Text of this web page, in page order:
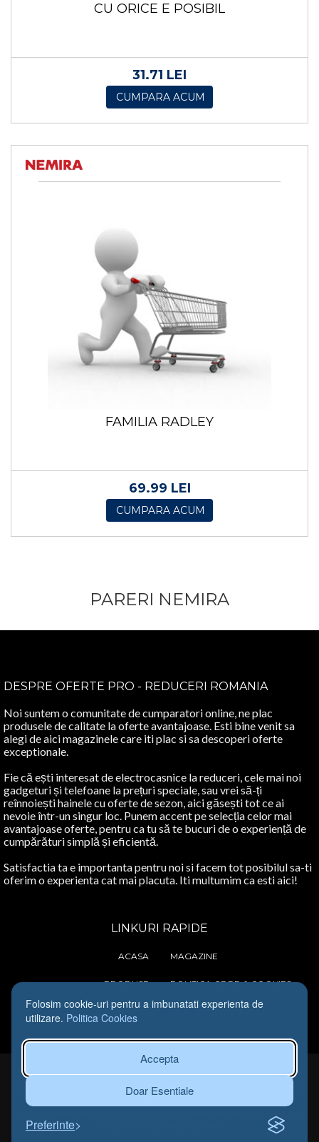
Folosim cookie-uri pentru a imbunatati experienta de
utilizare. Politica Cookies
Accepta
Doar Esentiale
Preferinte
CU ORICE E POSIBIL
31.71 LEI
CUMPARA ACUM
FAMILIA RADLEY
69.99 LEI
CUMPARA ACUM
PARERI NEMIRA
DESPRE OFERTE PRO - REDUCERI ROMANIA
Noi suntem o comunitate de cumparatori online, ne plac
produsele de calitate la oferte avantajoase. Esti bine venit sa
alegi de aici magazinele care iti plac si sa descoperi oferte
exceptionale.
Fie că ești interesat de electrocasnice la reduceri, cele mai noi
gadgeturi și telefoane la prețuri speciale, sau vrei să-ți
reînnoiești hainele cu oferte de sezon, aici găsești tot ce ai
nevoie într-un singur loc. Punem accent pe selecția celor mai
avantajoase oferte, pentru ca tu să te bucuri de o experiență de
cumpărături simplă și eficientă.
Satisfactia ta e importanta pentru noi si facem tot posibilul sa-ti
oferim o experienta cat mai placuta. Iti multumim ca esti aici!
LINKURI RAPIDE
ACASA
PRODUSE
CONTACT
MAGAZINE
POLITICA GDRP & COOKIES
TERMENI SI CONDITII
COPYRIGHTS © REDUCERI-ROMANIA.COM. TOATE DREPTURILE
PLATFORMĂ INDEPENDENTĂ DE COMPARARE A PRETURILOR